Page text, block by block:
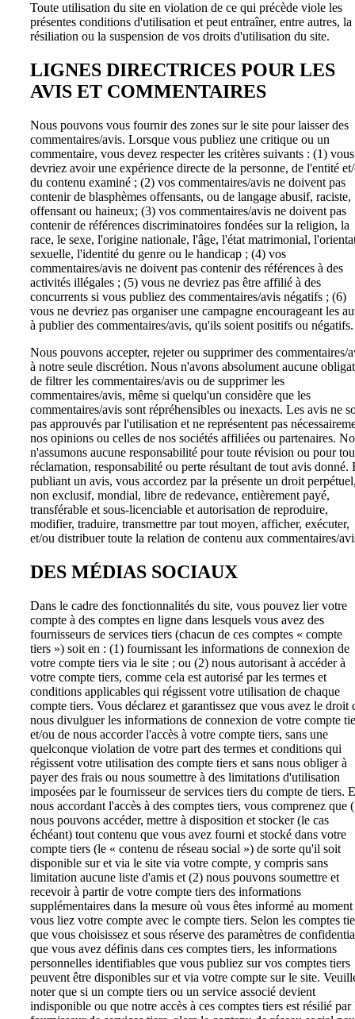
Toute utilisation du site en violation de ce qui précède viole les
présentes conditions d'utilisation et peut entraîner, entre autres, la
résiliation ou la suspension de vos droits d'utilisation du site.
LIGNES DIRECTRICES POUR LES
AVIS ET COMMENTAIRES
Nous pouvons vous fournir des zones sur le site pour laisser des
commentaires/avis. Lorsque vous publiez une critique ou un
commentaire, vous devez respecter les critères suivants : (1) vous
devriez avoir une expérience directe de la personne, de l'entité
du contenu examiné ; (2) vos commentaires/avis ne doivent pas
contenir de blasphèmes offensants, ou de langage abusif, raciste,
offensant ou haineux; (3) vos commentaires/avis ne doivent pas
contenir de références discriminatoires fondées sur la religion, la
race, le sexe, l'origine nationale, l'âge, l'état matrimonial,
sexuelle, l'identité du genre ou le handicap ; (4) vos
commentaires/avis ne doivent pas contenir des références à des
activités illégales ; (5) vous ne devriez pas être affilié à des
concurrents si vous publiez des commentaires/avis négatifs ; (6)
vous ne devriez pas organiser une campagne encourageant les
à publier des commentaires/avis, qu'ils soient positifs ou négatifs.
Nous pouvons accepter, rejeter ou supprimer des commentaires/
à notre seule discrétion. Nous n'avons absolument aucune
de filtrer les commentaires/avis ou de supprimer les
commentaires/avis, même si quelqu'un considère que les
commentaires/avis sont répréhensibles ou inexacts. Les avis ne
pas approuvés par l'utilisation et ne représentent pas
nos opinions ou celles de nos sociétés affiliées ou partenaires.
n'assumons aucune responsabilité pour toute révision ou pour
réclamation, responsabilité ou perte résultant de tout avis donné.
publiant un avis, vous accordez par la présente un droit
non exclusif, mondial, libre de redevance, entièrement payé,
transférable et sous-licenciable et autorisation de reproduire,
modifier, traduire, transmettre par tout moyen, afficher, exécuter,
et/ou distribuer toute la relation de contenu aux commentaires/
DES MÉDIAS SOCIAUX
Dans le cadre des fonctionnalités du site, vous pouvez lier votre
compte à des comptes en ligne dans lesquels vous avez des
fournisseurs de services tiers (chacun de ces comptes « compte
tiers ») soit en : (1) fournissant les informations de connexion de
votre compte tiers via le site ; ou (2) nous autorisant à accéder à
votre compte tiers, comme cela est autorisé par les termes et
conditions applicables qui régissent votre utilisation de chaque
compte tiers. Vous déclarez et garantissez que vous avez le droit
nous divulguer les informations de connexion de votre compte
et/ou de nous accorder l'accès à votre compte tiers, sans une
quelconque violation de votre part des termes et conditions qui
régissent votre utilisation des compte tiers et sans nous obliger à
payer des frais ou nous soumettre à des limitations d'utilisation
imposées par le fournisseur de services tiers du compte de tiers.
nous accordant l'accès à des comptes tiers, vous comprenez que
nous pouvons accéder, mettre à disposition et stocker (le cas
échéant) tout contenu que vous avez fourni et stocké dans votre
compte tiers (le « contenu de réseau social ») de sorte qu'il soit
disponible sur et via le site via votre compte, y compris sans
limitation aucune liste d'amis et (2) nous pouvons soumettre et
recevoir à partir de votre compte tiers des informations
supplémentaires dans la mesure où vous êtes informé au
vous liez votre compte avec le compte tiers. Selon les comptes
que vous choisissez et sous réserve des paramètres de
que vous avez définis dans ces comptes tiers, les informations
personnelles identifiables que vous publiez sur vos comptes tiers
peuvent être disponibles sur et via votre compte sur le site.
noter que si un compte tiers ou un service associé devient
indisponible ou que notre accès à ces comptes tiers est résilié par